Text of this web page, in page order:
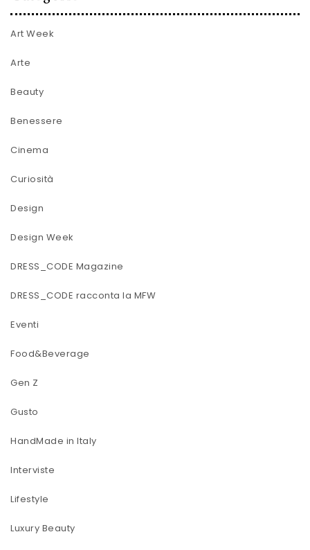
Art Week
Arte
Beauty
Benessere
Cinema
Curiosità
Design
Design Week
DRESS_CODE Magazine
DRESS_CODE racconta la MFW
Eventi
Food&Beverage
Gen Z
Gusto
HandMade in Italy
Interviste
Lifestyle
Luxury Beauty